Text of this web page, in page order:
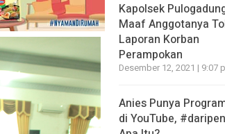
Kapolsek
Maaf Anggotanya
Laporan Korban
Perampokan
Desember 12, 2021 | 9:07
Anies Punya
di YouTube,